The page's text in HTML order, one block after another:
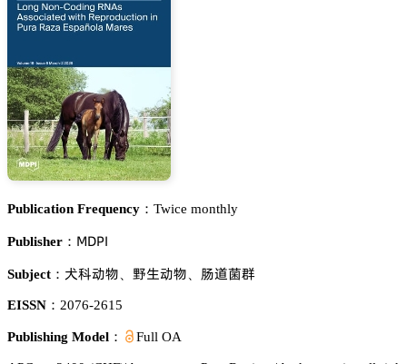
Publication Frequency： Twice monthly
Publisher： 胦枀鵝喊
Subject： 樍涛鿞醑、 犙璗鿞醑、 鮑埴㮈䳆
EISSN： 2076-2615
Publishing Model： Full OA